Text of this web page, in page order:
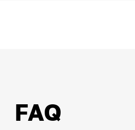
FAQ